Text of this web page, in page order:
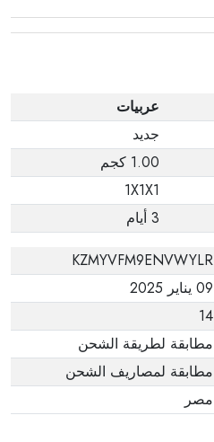
عربيات
جديد
1.00 كجم
1X1X1
3 أيام
KZMYVFM9ENVWYLR
09 يناير 2025
14
مطابقة لطريقة الشحن
مطابقة لمصاريف الشحن
مصر